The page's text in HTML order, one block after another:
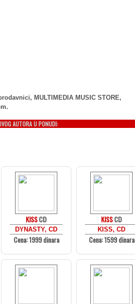
MULTIMEDIA MUSIC STORE,
AUTORA U PONUDI:
KISSCD
DYNASTY, CD
Cena: 1999 dinara
KISSCD
KISS, CD
Cena: 1599 dinara